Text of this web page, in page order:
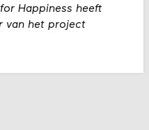
Happiness heeft
van het project